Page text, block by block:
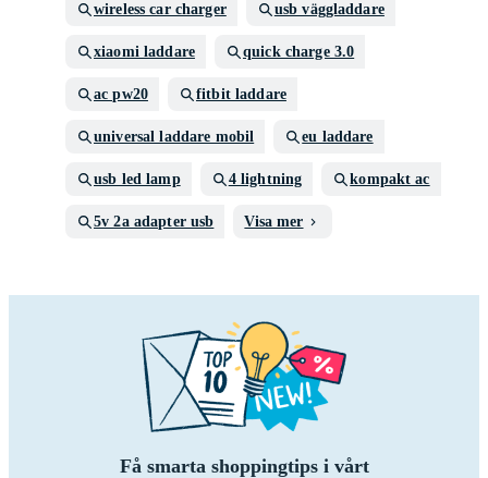
wireless car charger usb väggladdare
xiaomi laddare quick charge 3.0
ac pw20 fitbit laddare
universal laddare mobil eu laddare
usb led lamp 4 lightning kompakt ac
5v 2a adapter usb Visa mer
Få smarta shoppingtips i vårt